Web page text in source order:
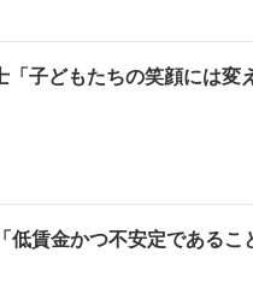
子どもたちの笑顔には変
低賃金かつ不安定であるこ